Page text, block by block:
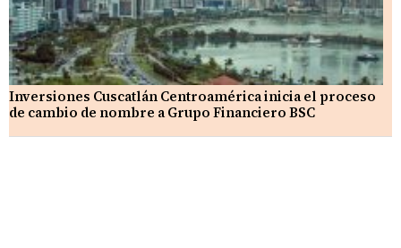
Inversiones Cuscatlán Centroamérica inicia el proceso
de cambio de nombre a Grupo Financiero BSC